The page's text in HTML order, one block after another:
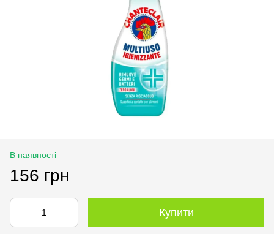
В наявності
156 грн
Купити